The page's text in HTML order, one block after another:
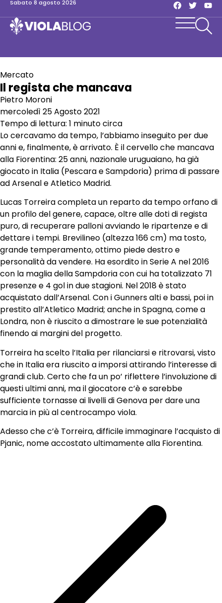
sabato 8 agosto 2026
Mercato
Il regista che mancava
Pietro Moroni
mercoledì 25 Agosto 2021
Tempo di lettura: 1 minuto circa
Lo cercavamo da tempo, l’abbiamo inseguito per due
anni e, finalmente, è arrivato. È il cervello che mancava
alla Fiorentina: 25 anni, nazionale uruguaiano, ha già
giocato in Italia (Pescara e Sampdoria) prima di passare
ad Arsenal e Atletico Madrid.
Lucas Torreira completa un reparto da tempo orfano di
un profilo del genere, capace, oltre alle doti di regista
puro, di recuperare palloni avviando le ripartenze e di
dettare i tempi. Brevilineo (altezza 166 cm) ma tosto,
grande temperamento, ottimo piede destro e
personalità da vendere. Ha esordito in Serie A nel 2016
con la maglia della Sampdoria con cui ha totalizzato 71
presenze e 4 gol in due stagioni. Nel 2018 è stato
acquistato dall’Arsenal. Con i Gunners alti e bassi, poi in
prestito all’Atletico Madrid; anche in Spagna, come a
Londra, non è riuscito a dimostrare le sue potenzialità
finendo ai margini del progetto.
Torreira ha scelto l’Italia per rilanciarsi e ritrovarsi, visto
che in Italia era riuscito a imporsi attirando l’interesse di
grandi club. Certo che fa un po’ riflettere l’involuzione di
questi ultimi anni, ma il giocatore c’è e sarebbe
sufficiente tornasse ai livelli di Genova per dare una
marcia in più al centrocampo viola.
Adesso che c’è Torreira, difficile immaginare l’acquisto di
Pjanic, nome accostato ultimamente alla Fiorentina.